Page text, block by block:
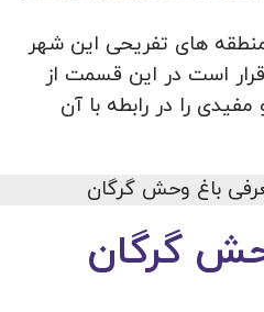
های تفریحی این شهر
است در این قسمت از
را در رابطه با آن
گرگان